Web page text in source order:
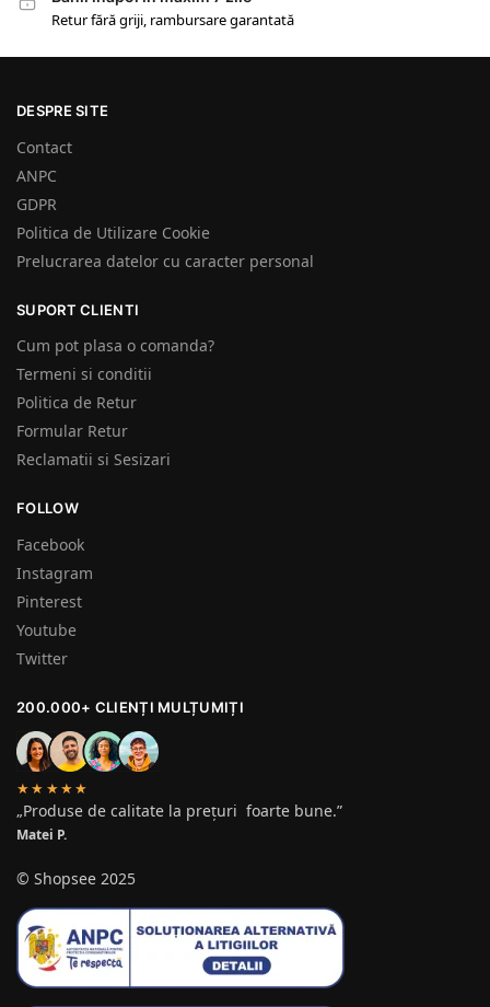
Retur fără griji, rambursare garantată
DESPRE SITE
Contact
ANPC
GDPR
Politica de Utilizare Cookie
Prelucrarea datelor cu caracter personal
SUPORT CLIENTI
Cum pot plasa o comanda?
Termeni si conditii
Politica de Retur
Formular Retur
Reclamatii si Sesizari
FOLLOW
Facebook
Instagram
Pinterest
Youtube
Twitter
200.000+ CLIENȚI MULȚUMIȚI
★★★★★
„Produse de calitate la prețuri foarte bune.”
Matei P.
© Shopsee 2025